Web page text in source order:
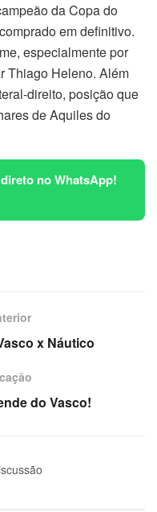
da Copa do
em definitivo.
especialmente por
Thiago Heleno. Além
direito, posição que
de Aquiles do
no WhatsApp!
x Náutico
do Vasco!